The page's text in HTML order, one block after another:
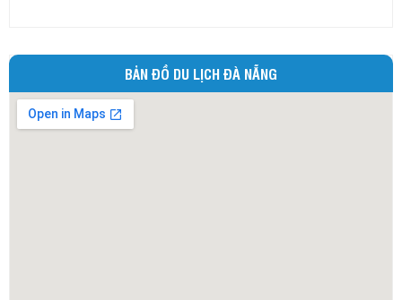
BẢN ĐỒ DU LỊCH ĐÀ NẴNG